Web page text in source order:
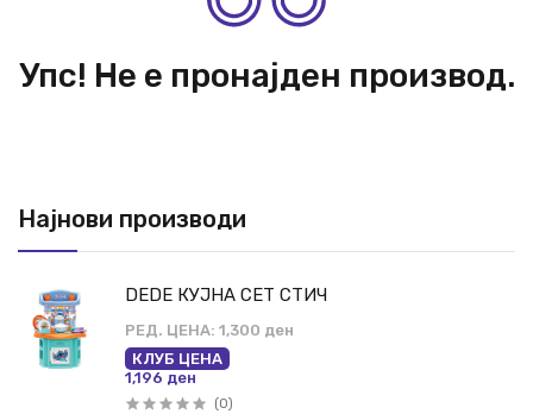
Најнови производи
DEDE КУЈНА СЕТ СТИЧ
РЕД. ЦЕНА: 1,300 ден
КЛУБ ЦЕНА
1,196 ден
(0)
Упс! Не е пронајден производ.